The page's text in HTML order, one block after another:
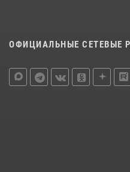
ОФИЦИАЛЬНЫЕ СЕТЕВЫЕ